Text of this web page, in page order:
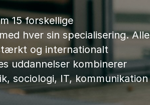
15 forskellige
hver sin specialisering. Alle
og internationalt
uddannelser kombinerer
sociologi, IT, kommunikation